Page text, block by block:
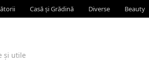
Casă și Grădină Diverse Beauty
și utile